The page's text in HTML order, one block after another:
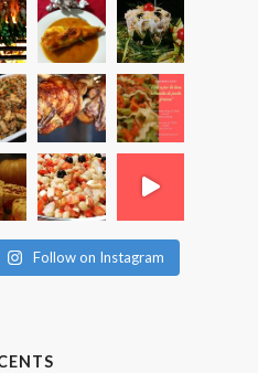
Follow on Instagram